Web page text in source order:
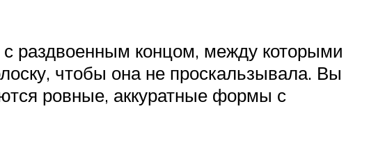
раздвоенным концом, между которыми
чтобы она не проскальзывала. Вы
ровные, аккуратные формы с